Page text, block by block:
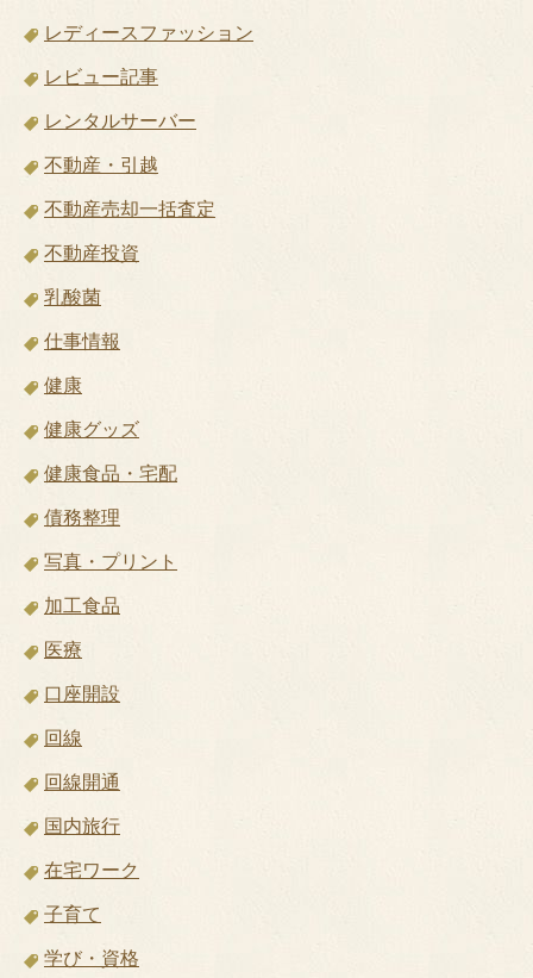
レディースファッション
レビュー記事
レンタルサーバー
不動産・引越
不動産売却一括査定
不動産投資
乳酸菌
仕事情報
健康
健康グッズ
健康食品・宅配
債務整理
写真・プリント
加工食品
医療
口座開設
回線
回線開通
国内旅行
在宅ワーク
子育て
学び・資格